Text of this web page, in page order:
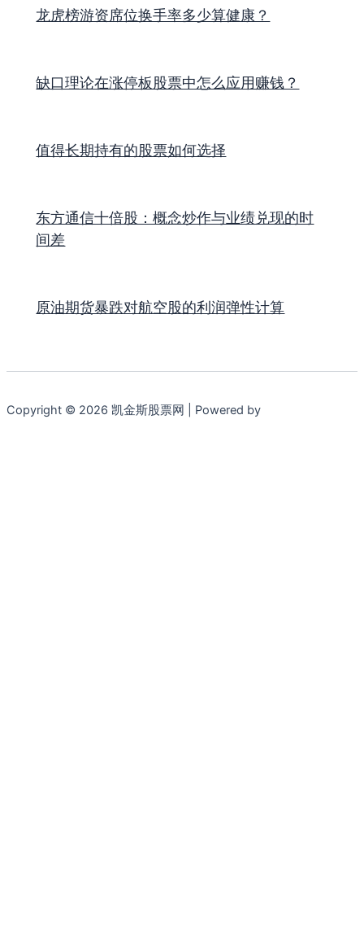
龙虎榜游资席位换手率多少算健康？
缺口理论在涨停板股票中怎么应用赚钱？
值得长期持有的股票如何选择
东方通信十倍股：概念炒作与业绩兑现的时
间差
原油期货暴跌对航空股的利润弹性计算
Copyright © 2026 凯金斯股票网 | Powered by